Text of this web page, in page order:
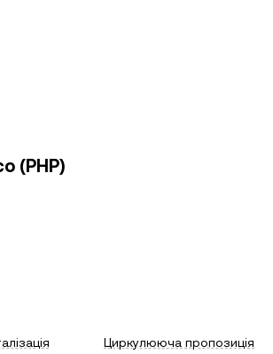
(PHP)
Циркулююча пропозиція